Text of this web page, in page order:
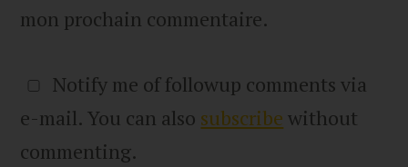
mon prochain commentaire.
Notify me of followup comments via
e-mail. You can also subscribe without
commenting.